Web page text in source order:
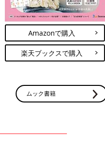
Amazonで購入
楽天ブックスで購入
ムック書籍